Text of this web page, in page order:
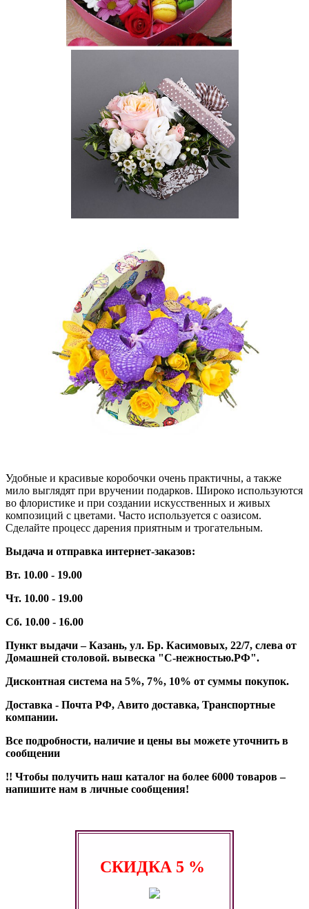
Удобные и красивые коробочки очень практичны, а также
мило выглядят при вручении подарков. Широко используются
во флористике и при создании искусственных и живых
композиций с цветами. Часто используется с оазисом.
Сделайте процесс дарения приятным и трогательным.
Выдача и отправка интернет-заказов:
Вт. 10.00 - 19.00
Чт. 10.00 - 19.00
Сб. 10.00 - 16.00
Пункт выдачи – Казань, ул. Бр. Касимовых, 22/7, слева от
Домашней столовой. вывеска "С-нежностью.РФ".
Дисконтная система на 5%, 7%, 10% от суммы покупок.
Доставка - Почта РФ, Авито доставка, Транспортные
компании.
Все подробности, наличие и цены вы можете уточнить в
сообщении
!! Чтобы получить наш каталог на более 6000 товаров –
напишите нам в личные сообщения!
СКИДКА 5 %